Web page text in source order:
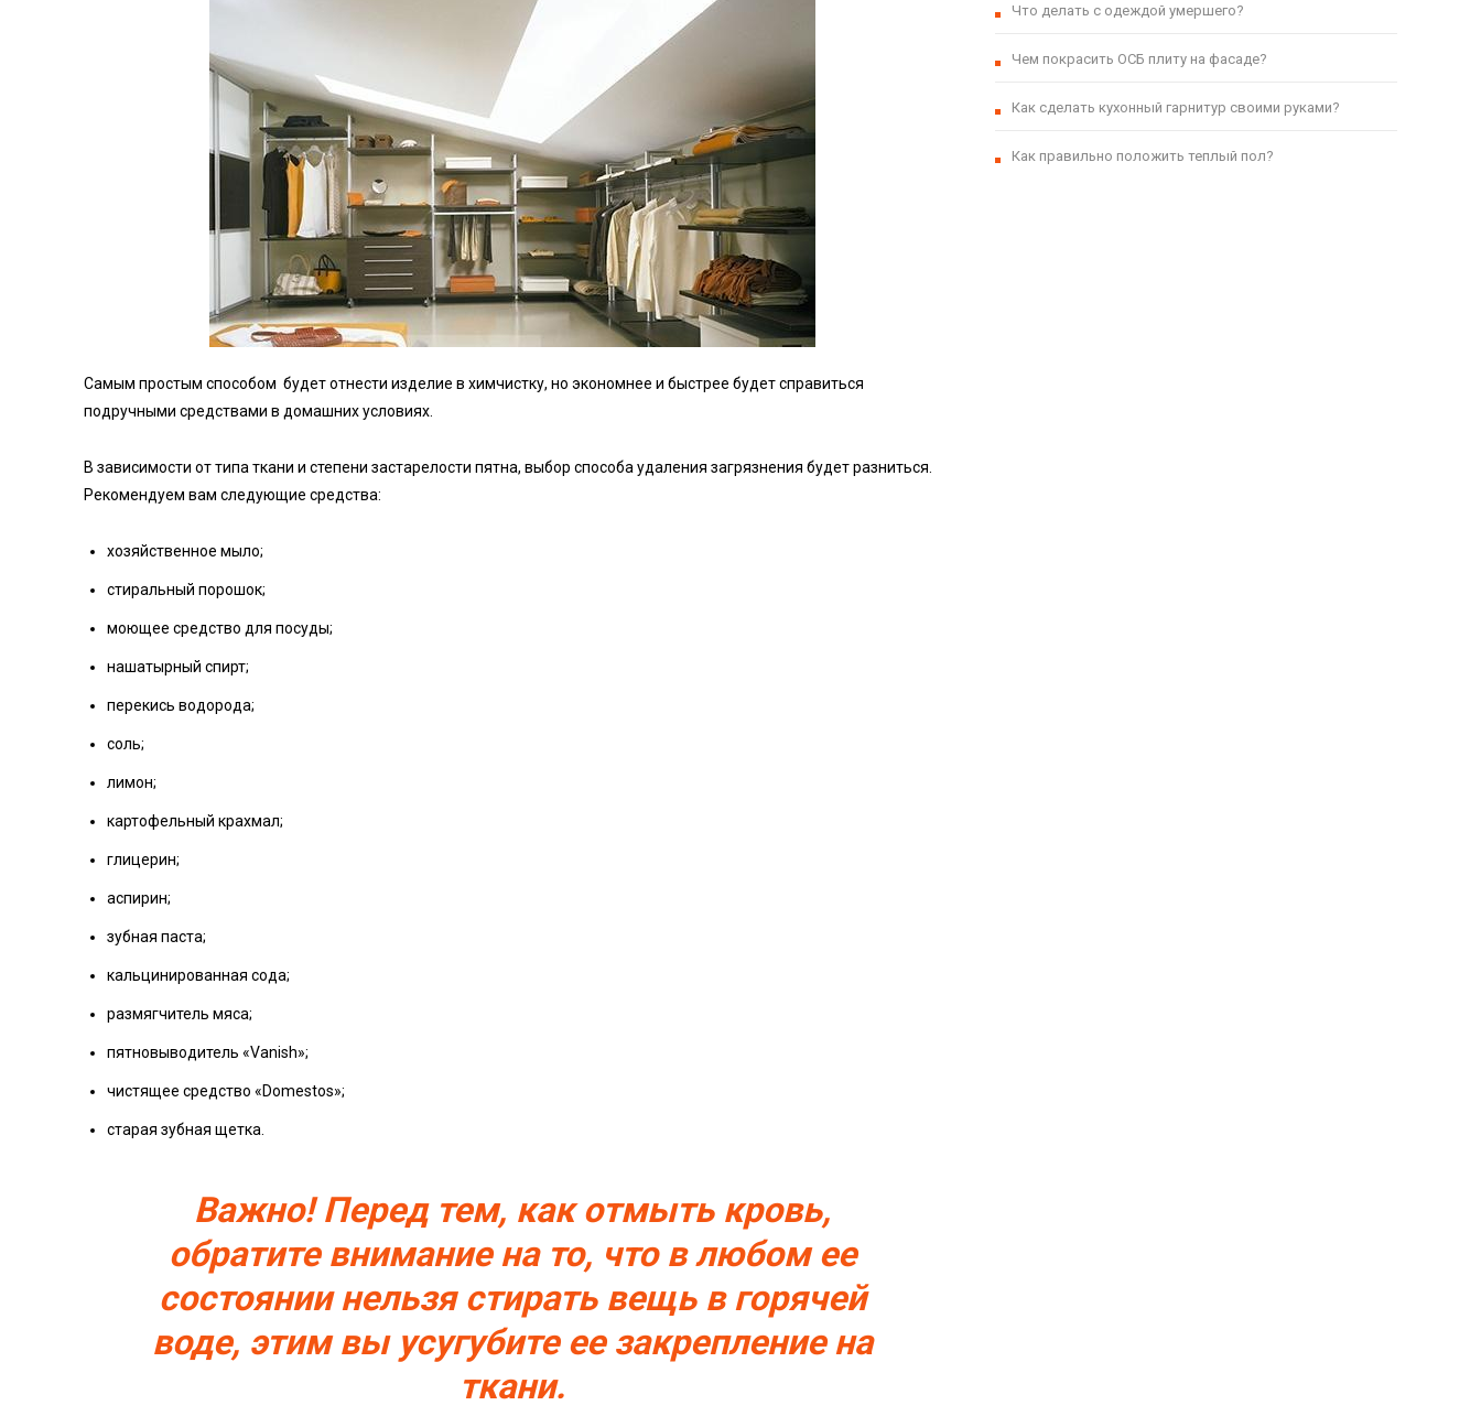
Самым простым способом будет отнести изделие в химчистку, но экономнее и быстрее будет справиться
подручными средствами в домашних условиях.
В зависимости от типа ткани и степени застарелости пятна, выбор способа удаления загрязнения будет разниться.
Рекомендуем вам следующие средства:
хозяйственное мыло;
стиральный порошок;
моющее средство для посуды;
нашатырный спирт;
перекись водорода;
соль;
лимон;
картофельный крахмал;
глицерин;
аспирин;
зубная паста;
кальцинированная сода;
размягчитель мяса;
пятновыводитель «Vanish»;
чистящее средство «Domestos»;
старая зубная щетка.
Важно! Перед тем, как отмыть кровь,
обратите внимание на то, что в любом ее
состоянии нельзя стирать вещь в горячей
воде, этим вы усугубите ее закрепление на
ткани.
Что делать с одеждой умершего?
Чем покрасить ОСБ плиту на фасаде?
Как сделать кухонный гарнитур своими руками?
Как правильно положить теплый пол?